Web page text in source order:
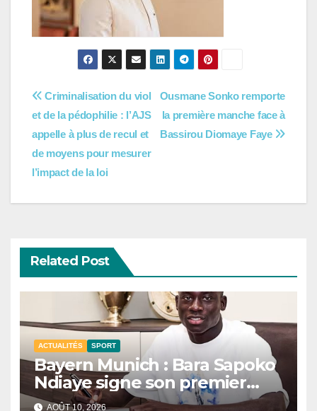
Navigation
de
l’article
Ousmane Sonko remporte
la première manche face à
Bassirou Diomaye Faye
Criminalisation du viol
et de la pédophilie : l’AJS
appelle à plus de recul et
de moyens pour mesurer
l’impact de la loi
Related Post
ACTUALITÉS SPORT
Bayern Munich : Bara Sapoko
Ndiaye signe son premier
contrat professionnel.
AOÛT 10, 2026